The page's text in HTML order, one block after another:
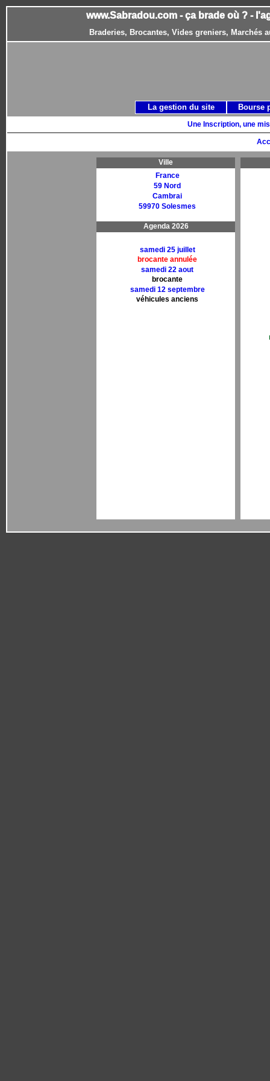
www.Sabradou.com - ça brade où ? -
Braderies, Brocantes, Vides greniers, Marchés
Une Inscription, une
Ville
France
59 Nord
Cambrai
59970 Solesmes
Agenda 2026
samedi 25 juillet
brocante annulée
samedi 22 aout
brocante
samedi 12 septembre
véhicules anciens
La gestion du site Bourse